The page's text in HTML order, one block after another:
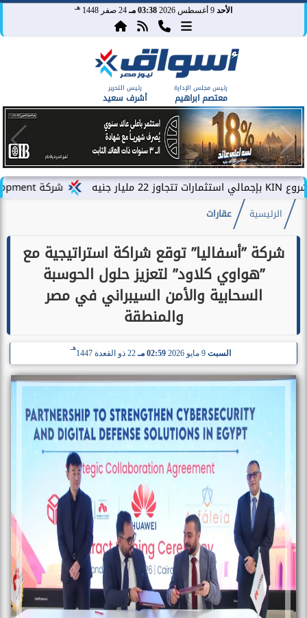
الأحد 03:38 مـ 24 صفر 1448 هـ
رئيس مجلس الإدارة
معتصم ابراهيم
رئيس التحرير
أشرف سعيد
شركة PLDG Development تفتح باب الحجز للمرحلة الثانية من مشروع «إطلالة» بمدينة...
الرئيسية عقارات
شركة ”أسفاليا” توقع شراكة استراتيجية مع
”هواوي كلاود” لتعزيز حلول الحوسبة
السحابية والأمن السيبراني في مصر
والمنطقة
السبت 02:59 مـ 22 ذو القعدة 1447
هـ